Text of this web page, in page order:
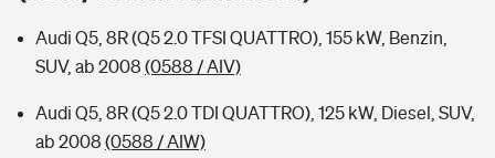
Sie haben Fragen?
Zur Übersicht
Audi Q5, 8R (Q5 2.0 TFSI QUATTRO), 155 kW, Benzin,
SUV, ab 2008 (0588 / AIV)
Audi Q5, 8R (Q5 2.0 TDI QUATTRO), 125 kW, Diesel, SUV,
ab 2008 (0588 / AIW)